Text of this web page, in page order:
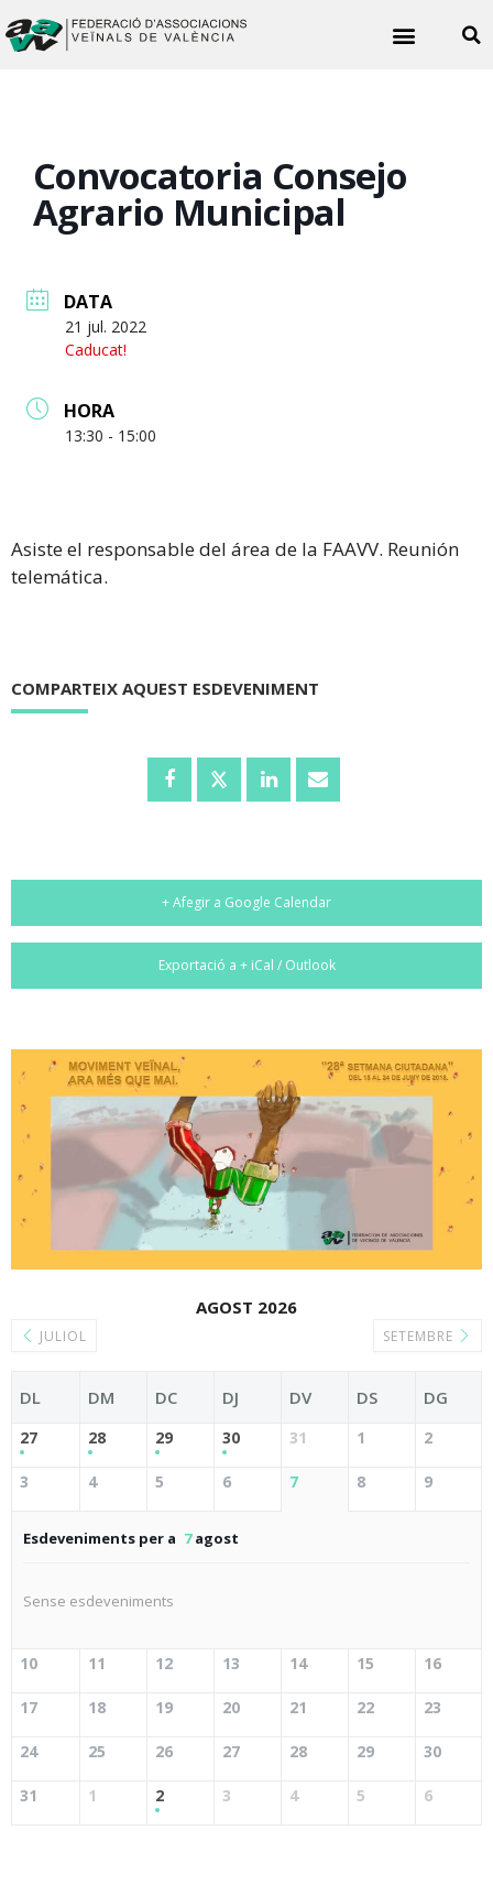
Convocatoria Consejo
Agrario Municipal
DATA
21 jul. 2022
Caducat!
HORA
13:30 - 15:00
Asiste el responsable del área de la FAAVV. Reunión
telemática.
COMPARTEIX AQUEST ESDEVENIMENT
+ Afegir a Google Calendar
Exportació a + iCal / Outlook
JULIOL
AGOST 2026
SETEMBRE
DL DM DC DJ DV DS DG
27 28 29 30 31 1 2
3 4 5 6 7 8 9
Esdeveniments per a 7agost
Sense esdeveniments
10 11 12 13 14 15 16
17 18 19 20 21 22 23
24 25 26 27 28 29 30
31 1 2 3 4 5 6